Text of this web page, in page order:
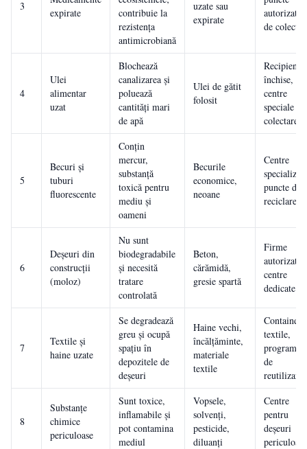
3
expirate
contribuie la
rezistența
antimicrobiană
uzate sau
expirate
autorizate
de
4
Ulei
alimentar
uzat
Blochează
canalizarea și
poluează
cantități mari
de apă
Ulei de gătit
folosit
Recipiente
închise,
centre
speciale de
colectare
5
Becuri și
tuburi
fluorescente
Conțin
mercur,
substanță
toxică pentru
mediu și
oameni
Becurile
economice,
neoane
Centre
puncte de
reciclare
6
Deșeuri din
construcții
(moloz)
Nu sunt
biodegradabile
și necesită
tratare
controlată
Beton,
cărămidă,
gresie spartă
Firme
autorizate,
centre
dedicate
7
Textile și
haine uzate
Se degradează
greu și ocupă
spațiu în
depozitele de
deșeuri
Haine vechi,
încălțăminte,
materiale
textile
Containere
textile,
programe
de
reutilizare
8
Substanțe
chimice
periculoase
Sunt toxice,
inflamabile și
pot contamina
mediul
Vopsele,
solvenți,
pesticide,
diluanți
Centre
pentru
deșeuri
periculoase